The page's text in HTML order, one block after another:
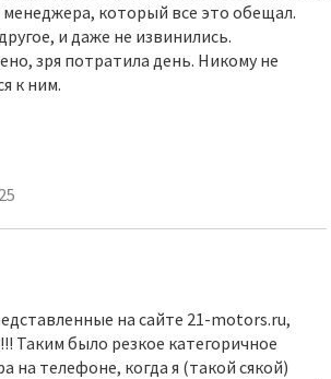
который все это обещал.
и даже не извинились.
зря потратила день. Никому не
к ним.
на сайте 21-motors.ru,
Таким было резкое категоричное
на телефоне, когда я (такой сякой)